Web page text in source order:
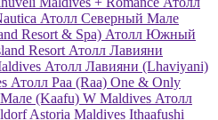
Атолл Северный Мале
Resort & Spa) Атолл Южный
Resort Атолл Лавияни
Атолл Лавияни (Lhaviyani)
Атолл Раа (Raa) One & Only
(Kaafu) W Maldives Атолл
Astoria Maldives Ithaafushi